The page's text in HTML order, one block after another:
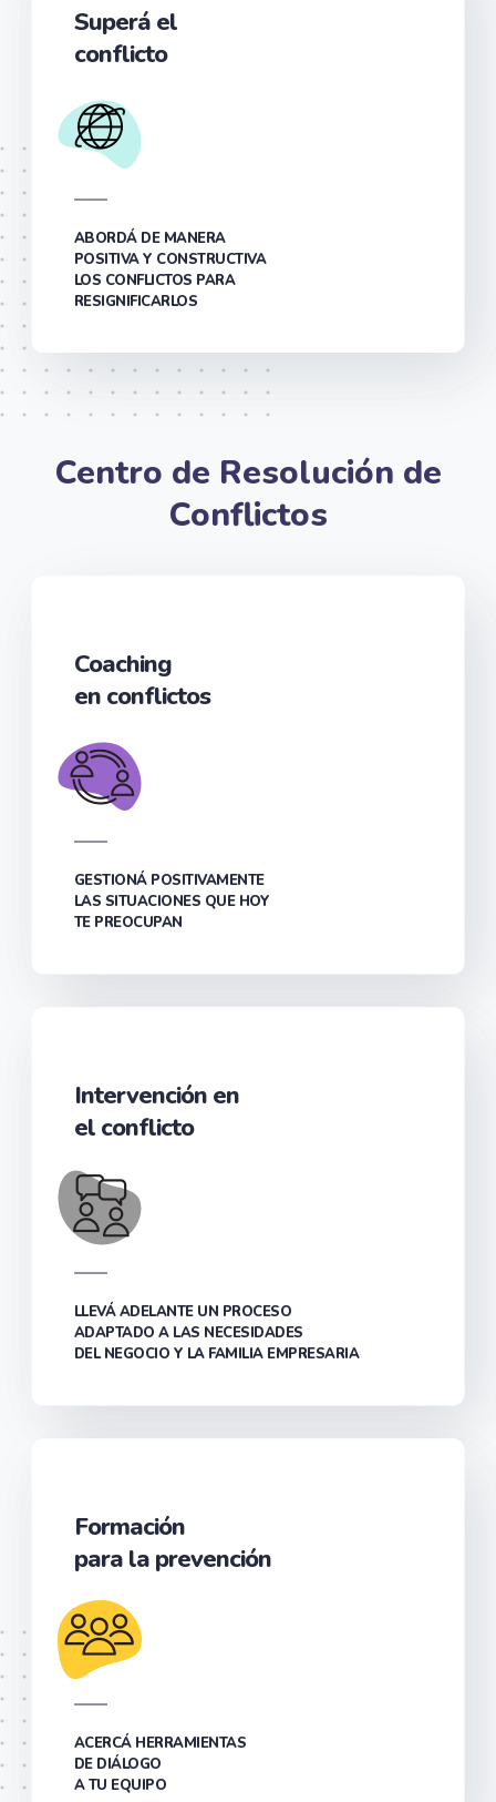
Superá el
conflicto
ABORDÁ DE MANERA
POSITIVA Y CONSTRUCTIVA
LOS CONFLICTOS PARA
RESIGNIFICARLOS
Centro de Resolución de
Conflictos
Coaching
en conflictos
GESTIONÁ POSITIVAMENTE
LAS SITUACIONES QUE HOY
TE PREOCUPAN
Intervención en
el conflicto
LLEVÁ ADELANTE UN PROCESO
ADAPTADO A LAS NECESIDADES
DEL NEGOCIO Y LA FAMILIA EMPRESARIA
Formación
para la prevención
ACERCÁ HERRAMIENTAS
DE DIÁLOGO
A TU EQUIPO